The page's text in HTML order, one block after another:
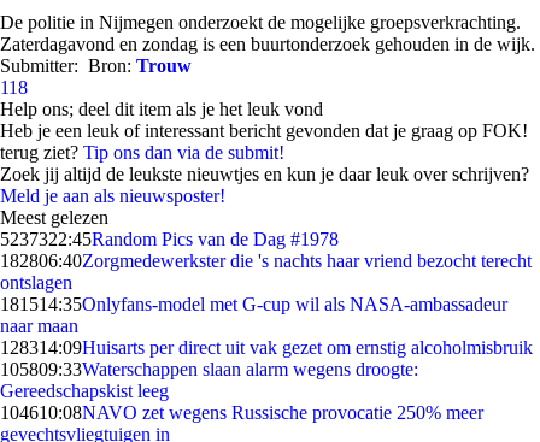
De politie in Nijmegen onderzoekt de mogelijke groepsverkrachting.
Zaterdagavond en zondag is een buurtonderzoek gehouden in de wijk.
Submitter: Bron: Trouw
118
Help ons; deel dit item als je het leuk vond
Heb je een leuk of interessant bericht gevonden dat je graag op FOK!
terug ziet? Tip ons dan via de submit!
Zoek jij altijd de leukste nieuwtjes en kun je daar leuk over schrijven?
Meld je aan als nieuwsposter!
Meest gelezen
5237322:45Random Pics van de Dag #1978
182806:40Zorgmedewerkster die 's nachts haar vriend bezocht terecht
ontslagen
181514:35Onlyfans-model met G-cup wil als NASA-ambassadeur
naar maan
128314:09Huisarts per direct uit vak gezet om ernstig alcoholmisbruik
105809:33Waterschappen slaan alarm wegens droogte:
Gereedschapskist leeg
104610:08NAVO zet wegens Russische provocatie 250% meer
gevechtsvliegtuigen in